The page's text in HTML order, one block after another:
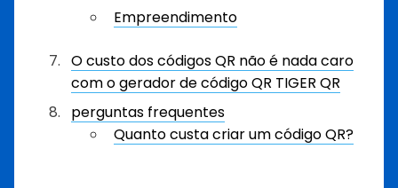
Empreendimento
O custo dos códigos QR não é nada caro
com o gerador de código QR TIGER QR
perguntas frequentes
Quanto custa criar um código QR?